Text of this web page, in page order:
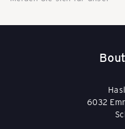
6032